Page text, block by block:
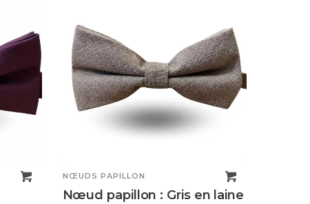
NŒUDS PAPILLON
Nœud papillon : Gris en laine